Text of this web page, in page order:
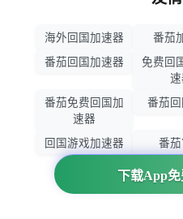
下载App免
海外回国加速器 番茄
番茄回国加速器
免费回
速
番茄免费回国加
速器
番茄
回国游戏加速器
番
归雁加速器